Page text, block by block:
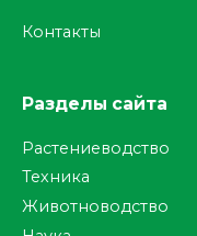
Контакты
Разделы сайта
Растениеводство
Техника
Животноводство